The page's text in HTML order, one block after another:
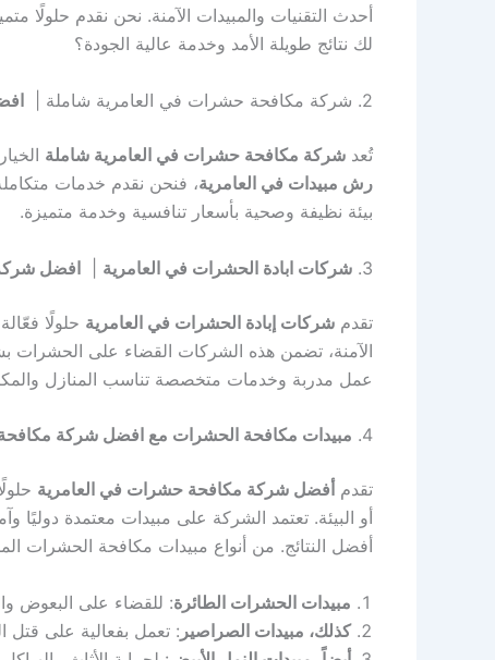
أحدث التقنيات والمبيدات الآمنة. نحن نقدم حلولًا
لك نتائج طويلة الأمد وخدمة عالية الجودة؟
2. شركة مكافحة حشرات في العامرية شاملة |
تُعد شركة مكافحة حشرات في العامرية شاملة
رش مبيدات في العامرية، فنحن نقدم خدمات
بيئة نظيفة وصحية بأسعار تنافسية وخدمة متميزة.
3. شركات ابادة الحشرات في العامرية افضل
تقدم شركات إبادة الحشرات في العامرية حلولًا
الآمنة، تضمن هذه الشركات القضاء على الحشرات
عمل مدربة وخدمات متخصصة تناسب المنازل
4. مبيدات مكافحة الحشرات مع افضل شركة
تقدم أفضل شركة مكافحة حشرات في العامرية
أو البيئة. تعتمد الشركة على مبيدات معتمدة دوليًا
أفضل النتائج. من أنواع مبيدات مكافحة الحشرات
مبيدات الحشرات الطائرة: للقضاء على البعوض
كذلك، مبيدات الصراصير : تعمل بفعالية على قتل